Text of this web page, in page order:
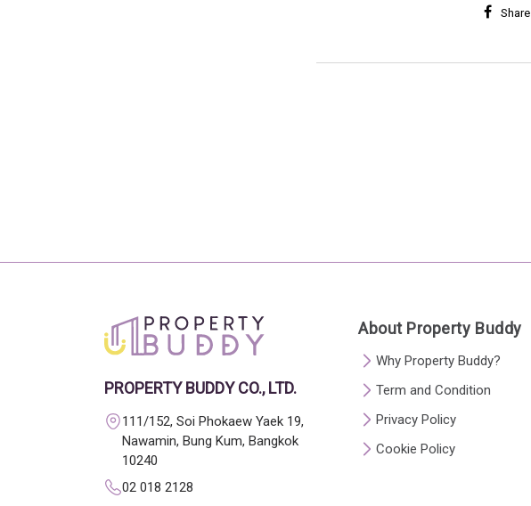
Share
PROPERTY BUDDY CO., LTD.
111/152, Soi Phokaew Yaek 19,
Nawamin, Bung Kum, Bangkok
10240
02 018 2128
About Property Buddy
Why Property Buddy?
Term and Condition
Privacy Policy
Cookie Policy